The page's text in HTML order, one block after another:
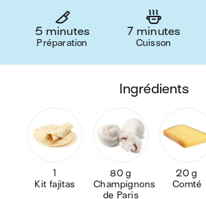
5 minutes
Préparation
7 minutes
Cuisson
ingrédients
1
Kit fajitas
80 g
Champignons
de Paris
20 g
Comté